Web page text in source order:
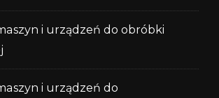
i urządzeń do obróbki
i urządzeń do